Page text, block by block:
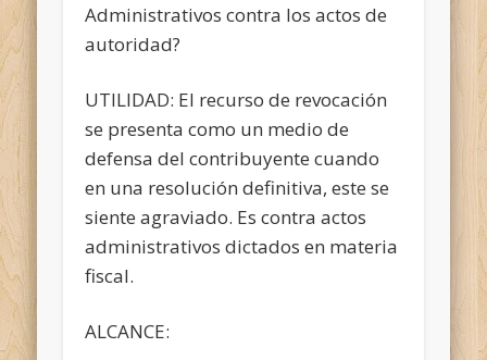
Administrativos contra los actos de
autoridad?
UTILIDAD: El recurso de revocación
se presenta como un medio de
defensa del contribuyente cuando
en una resolución definitiva, este se
siente agraviado. Es contra actos
administrativos dictados en materia
fiscal.
ALCANCE: